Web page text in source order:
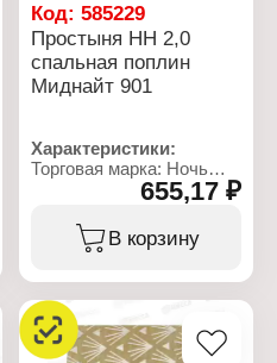
Код:585229
Простыня НН 2,0
спальная поплин
Миднайт 901
Характеристики:
Торговая марка: Ночь
Тип товара: Простыня
Модель: "Миднайт"
спальная
Материал: поплин
Плотность ткани: 110 г/
655,17 ₽
В корзину